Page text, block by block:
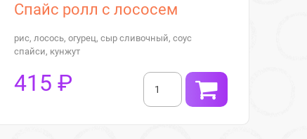
Спайс ролл с лососем
рис, лосось, огурец, сыр сливочный, соус
спайси, кунжут
415 ₽